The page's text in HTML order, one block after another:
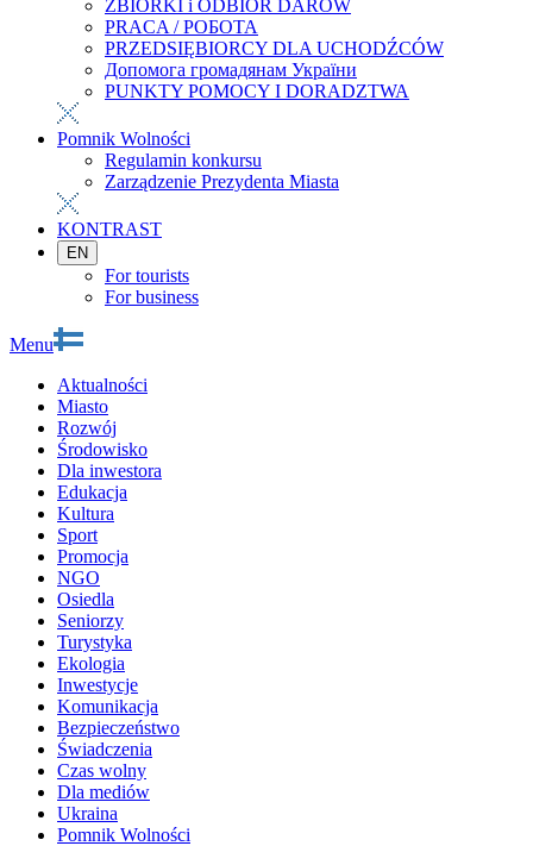
ZBIÓRKI i ODBIÓR DARÓW
PRACA / РОБОТА
PRZEDSIĘBIORCY DLA UCHODŹCÓW
Допомога громадянам України
PUNKTY POMOCY I DORADZTWA
Pomnik Wolności
Regulamin konkursu
Zarządzenie Prezydenta Miasta
KONTRAST
EN
For tourists
For business
Menu
Aktualności
Miasto
Rozwój
Środowisko
Dla inwestora
Edukacja
Kultura
Sport
Promocja
NGO
Osiedla
Seniorzy
Turystyka
Ekologia
Inwestycje
Komunikacja
Bezpieczeństwo
Świadczenia
Czas wolny
Dla mediów
Ukraina
Pomnik Wolności